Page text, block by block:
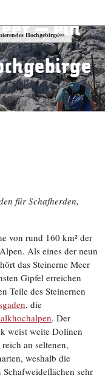
Hochgebirge￼
– ein
für Schafherden,
von rund 160 km² der
Als eines der neun
das Steinerne Meer
Gipfel erreichen
Teile des Steinernen
, die
. Der
weist weite Dolinen
an seltenen,
weshalb die
sehr